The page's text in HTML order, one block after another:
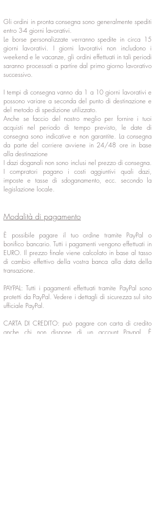
Gli ordini in pronta consegna sono generalmente spediti
entro 3-4 giorni lavorativi.
Le borse personalizzate verranno spedite in circa 15
giorni lavorativi. I giorni lavorativi non includono i
weekend e le vacanze, gli ordini effettuati in tali periodi
saranno processati a partire dal primo giorno lavorativo
successivo.
I tempi di consegna vanno da 1 a 10 giorni lavorativi e
possono variare a seconda del punto di destinazione e
del metodo di spedizione utilizzato.
Anche se faccio del nostro meglio per fornire i tuoi
acquisti nel periodo di tempo previsto, le date di
consegna sono indicative e non garantite. La consegna
da parte del corriere avviene in 24/48 ore in base
alla destinazione
I dazi doganali non sono inclusi nel prezzo di consegna.
I compratori pagano i costi aggiuntivi quali dazi,
imposte e tasse di sdoganamento, ecc. secondo la
legislazione locale.
Modalità di pagamento
È possibile pagare il tuo ordine tramite PayPal o
bonifico bancario. Tutti i pagamenti vengono effettuati in
EURO. Il prezzo finale viene calcolato in base al tasso
di cambio effettivo della vostra banca alla data della
transazione.
PAYPAL: Tutti i pagamenti effettuati tramite PayPal sono
protetti da PayPal. Vedere i dettagli di sicurezza sul sito
ufficiale PayPal.
CARTA DI CREDITO: può pagare con carta di credito
anche chi non dispone di un account Paypal. È